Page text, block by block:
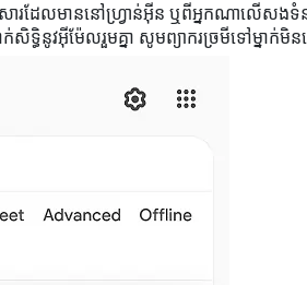
សារដែលមាននៅហ្វ្រាន់អ៊ីន ឬពីអ្នកណាលើសង
ធិនូវអ៊ីម៉ែលរួមគ្នា សូមព្យាករច្រមីទៅម្នាក់មិនគ